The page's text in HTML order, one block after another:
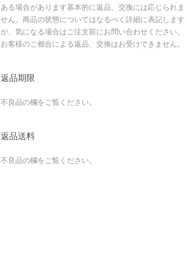
ある場合があります基本的に返品、交換には応じられま
せん。商品の状態についてはなるべく詳細に表記します
が、気になる場合はご注文前にお問い合わせください。
お客様のご都合による返品、交換はお受けできません。
返品期限
不良品の欄をご覧ください。
返品送料
不良品の欄をご覧ください。